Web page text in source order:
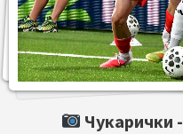
Чукарички -